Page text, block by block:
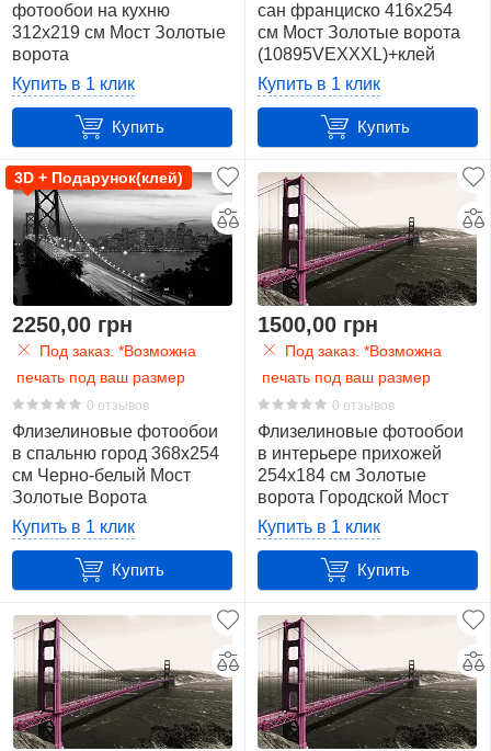
белый
5
черный
14
фотообои на кухню
312x219 см Мост Золотые
ворота
(10895VEXXL)+клей
Купить в 1 клик
Купить
сан франциско 416x254
см Мост Золотые ворота
(10895VEXXXL)+клей
Купить в 1 клик
Купить
3D + Подарунок(клей)
2250,00 грн
Под заказ. *Возможна
печать под ваш размер
0 отзывов
Флизелиновые фотообои
в спальню город 368x254
см Черно-белый Мост
Золотые Ворота
(419V8)+клей
Купить в 1 клик
Купить
1500,00 грн
Под заказ. *Возможна
печать под ваш размер
0 отзывов
Флизелиновые фотообои
в интерьере прихожей
254x184 см Золотые
ворота Городской Мост
(1196V4)+клей
Купить в 1 клик
Купить